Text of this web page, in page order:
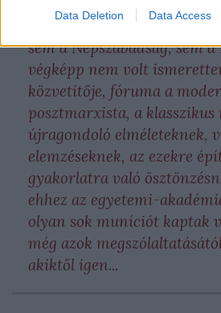
Data Deletion Data Access
sem a Népszabadság, sem
végképp nem volt
közvetítője, fóruma a
posztmarxista, a
újragondoló elméleteknek,
elemzéseknek, az ezekre
gyakorlatra való
ehhez az egyetemi-
olyan sok muníciót kaptak
még azok
akiktől igen...